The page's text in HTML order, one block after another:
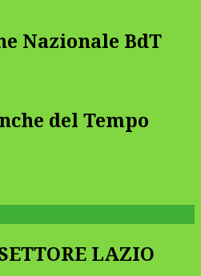
Nazionale BdT
del Tempo
LAZIO